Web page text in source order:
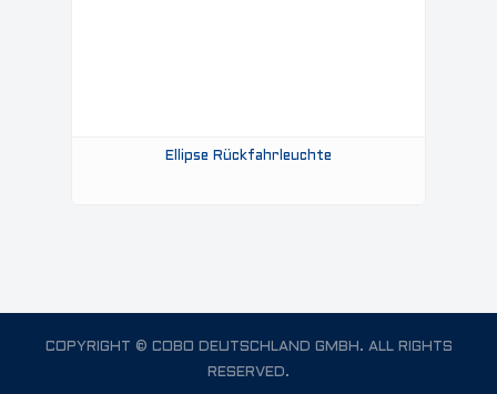
Ellipse Rückfahrleuchte
COPYRIGHT © COBO DEUTSCHLAND GMBH. ALL RIGHTS
RESERVED.